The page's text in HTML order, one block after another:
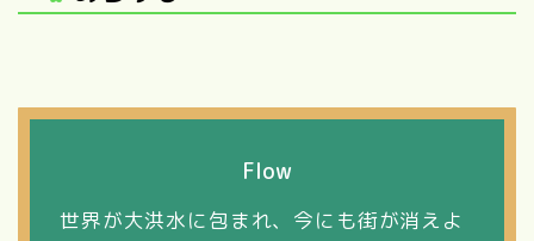
Flow
世界が大洪水に包まれ、今にも街が消えよ